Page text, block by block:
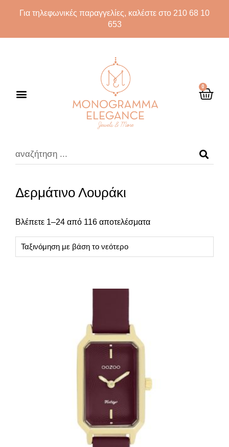
Για τηλεφωνικές παραγγελίες, καλέστε στο 210 68 10
653
0
Δερμάτινο Λουράκι
Βλέπετε 1–24 από 116 αποτελέσματα